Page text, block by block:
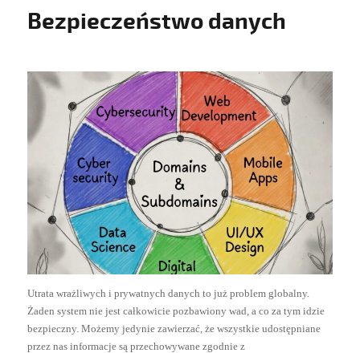
Bezpieczeństwo danych
Utrata wrażliwych i prywatnych danych to już problem globalny.
Żaden system nie jest całkowicie pozbawiony wad, a co za tym idzie
bezpieczny. Możemy jedynie zawierzać, że wszystkie udostępniane
przez nas informacje są przechowywane zgodnie z